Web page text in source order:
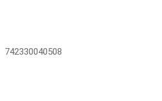
742330040508